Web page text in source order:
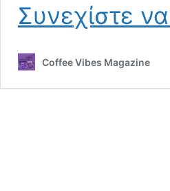
Συνεχίστε
Coffee Vibes Magazine